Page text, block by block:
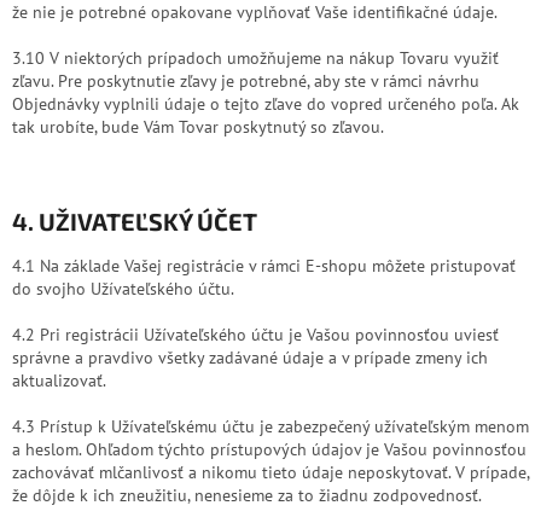
že nie je potrebné opakovane vyplňovať Vaše identifikačné údaje.
3.10 V niektorých prípadoch umožňujeme na nákup Tovaru využiť
zľavu. Pre poskytnutie zľavy je potrebné, aby ste v rámci návrhu
Objednávky vyplnili údaje o tejto zľave do vopred určeného poľa. Ak
tak urobíte, bude Vám Tovar poskytnutý so zľavou.
4. UŽIVATEĽSKÝ ÚČET
4.1 Na základe Vašej registrácie v rámci E-shopu môžete pristupovať
do svojho Užívateľského účtu.
4.2 Pri registrácii Užívateľského účtu je Vašou povinnosťou uviesť
správne a pravdivo všetky zadávané údaje a v prípade zmeny ich
aktualizovať.
4.3 Prístup k Užívateľskému účtu je zabezpečený užívateľským menom
a heslom. Ohľadom týchto prístupových údajov je Vašou povinnosťou
zachovávať mlčanlivosť a nikomu tieto údaje neposkytovať. V prípade,
že dôjde k ich zneužitiu, nenesieme za to žiadnu zodpovednosť.